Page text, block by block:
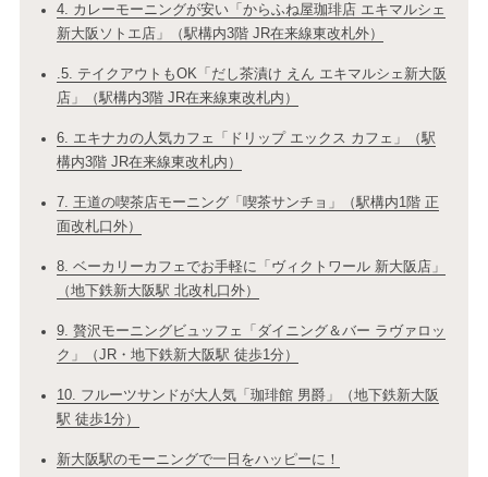
4. カレーモーニングが安い「からふね屋珈琲店 エキマルシェ
新大阪ソトエ店」（駅構内3階 JR在来線東改札外）
.5. テイクアウトもOK「だし茶漬け えん エキマルシェ新大阪
店」（駅構内3階 JR在来線東改札内）
6. エキナカの人気カフェ「ドリップ エックス カフェ」（駅
構内3階 JR在来線東改札内）
7. 王道の喫茶店モーニング「喫茶サンチョ」（駅構内1階 正
面改札口外）
8. ベーカリーカフェでお手軽に「ヴィクトワール 新大阪店」
（地下鉄新大阪駅 北改札口外）
9. 贅沢モーニングビュッフェ「ダイニング＆バー ラヴァロッ
ク」（JR・地下鉄新大阪駅 徒歩1分）
10. フルーツサンドが大人気「珈琲館 男爵」（地下鉄新大阪
駅 徒歩1分）
新大阪駅のモーニングで一日をハッピーに！